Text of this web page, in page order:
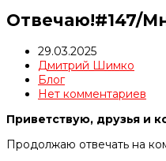
Отвечаю!#147/
29.03.2025
Дмитрий Шимко
Блог
Нет комментариев
Приветствую, друзья и
Продолжаю отвечать на